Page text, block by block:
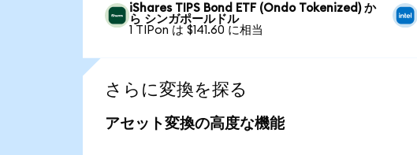
iShares TIPS Bond ETF (Ondo Tokenized) か
ら シンガポールドル
1 TIPon は $141.60 に相当
さらに変換を探る
アセット変換の高度な機能